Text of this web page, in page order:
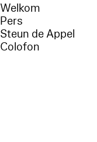
Welkom
Pers
Steun de Appel
Colofon